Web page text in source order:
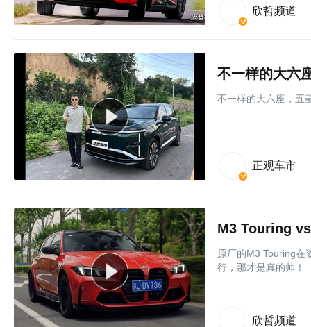
欣哲频道
不一样的大六
不一样的大六座，五
正观车市
M3 Touring
原厂的M3 Touring在
行，那才是真的帅！
欣哲频道